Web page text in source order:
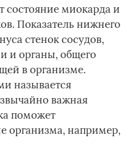
состояние миокарда и
Показатель нижнего
стенок сосудов,
и органы, общего
в организме.
называется
важная
поможет
организма, например,